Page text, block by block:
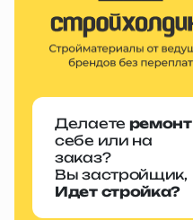
Делаете ремонт
себе или на
заказ?
Вы застройщик,
Идет стройка?